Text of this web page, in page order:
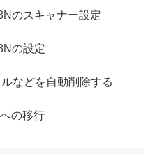
のスキャナー設定
の設定
などを自動削除する
の移行